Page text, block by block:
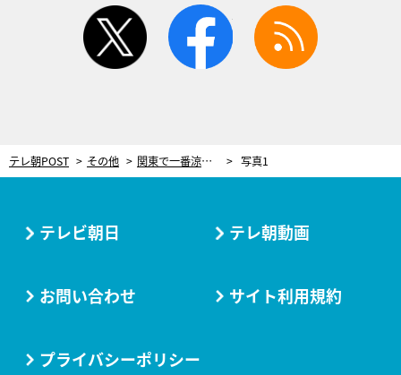
twitter facebook
テレ朝POST その他 関東で一番涼しいのは千葉!? 110年以上“猛暑日がない街”にスタジオは「羨ましい」 写真1
テレビ朝日 テレ朝動画
お問い合わせ サイト利用規約
プライバシーポリシー